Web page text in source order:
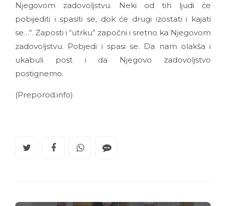
Njegovom zadovoljstvu. Neki od tih ljudi će
pobijediti i spasiti se, dok će drugi izostati i kajati
se…“. Zaposti i “utrku” započni i sretno ka Njegovom
zadovoljstvu. Pobjedi i spasi se. Da nam olakša i
ukabuli post i da Njegovo zadovoljstvo
postignemo.
(Preporod.info)